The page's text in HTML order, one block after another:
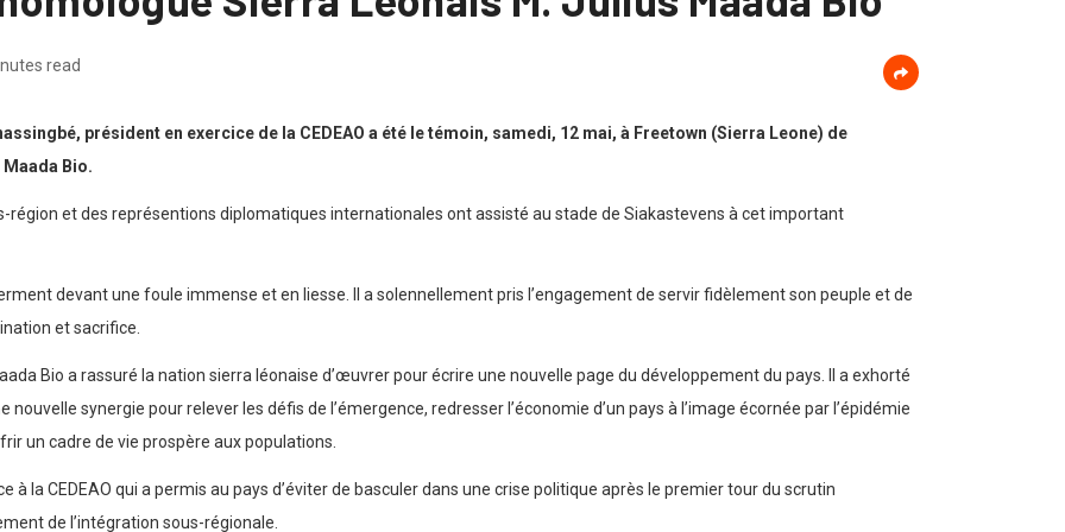
read
président en exercice de la CEDEAO a été le témoin, samedi, 12 mai, à Freetown (Sierra Leone) de
Bio.
région et des représentions diplomatiques internationales ont assisté au stade de Siakastevens à cet important
devant une foule immense et en liesse. Il a solennellement pris l’engagement de servir fidèlement son peuple et de
et sacrifice.
Bio a rassuré la nation sierra léonaise d’œuvrer pour écrire une nouvelle page du développement du pays. Il a exhorté
synergie pour relever les défis de l’émergence, redresser l’économie d’un pays à l’image écornée par l’épidémie
un cadre de vie prospère aux populations.
la CEDEAO qui a permis au pays d’éviter de basculer dans une crise politique après le premier tour du scrutin
de l’intégration sous-régionale.